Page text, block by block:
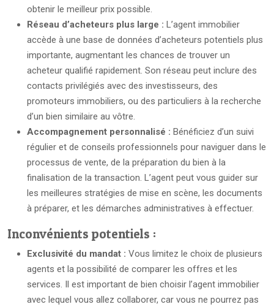
obtenir le meilleur prix possible.
Réseau d’acheteurs plus large : L’agent immobilier
accède à une base de données d’acheteurs potentiels plus
importante, augmentant les chances de trouver un
acheteur qualifié rapidement. Son réseau peut inclure des
contacts privilégiés avec des investisseurs, des
promoteurs immobiliers, ou des particuliers à la recherche
d’un bien similaire au vôtre.
Accompagnement personnalisé : Bénéficiez d’un suivi
régulier et de conseils professionnels pour naviguer dans le
processus de vente, de la préparation du bien à la
finalisation de la transaction. L’agent peut vous guider sur
les meilleures stratégies de mise en scène, les documents
à préparer, et les démarches administratives à effectuer.
Inconvénients potentiels :
Exclusivité du mandat : Vous limitez le choix de plusieurs
agents et la possibilité de comparer les offres et les
services. Il est important de bien choisir l’agent immobilier
avec lequel vous allez collaborer, car vous ne pourrez pas